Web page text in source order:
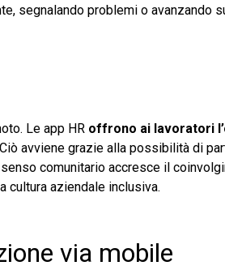
segnalando problemi o avanzando
Le app HR offrono ai lavoratori
avviene grazie alla possibilità di
comunitario accresce il
cultura aziendale inclusiva.
via mobile